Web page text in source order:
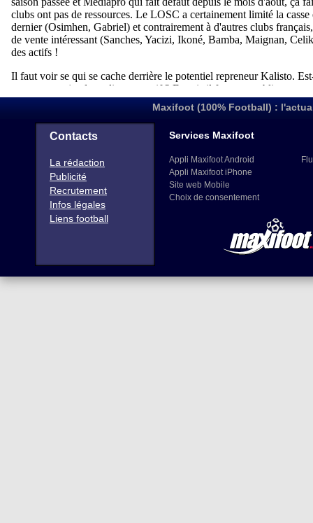
Maxifoot (100% Football) :
Contacts
La rédaction
Publicité
Recrutement
Infos légales
Liens football
Services Maxifoot
Appli Maxifoot Android
Appli Maxifoot iPhone
Site web Mobile
Choix de consentement